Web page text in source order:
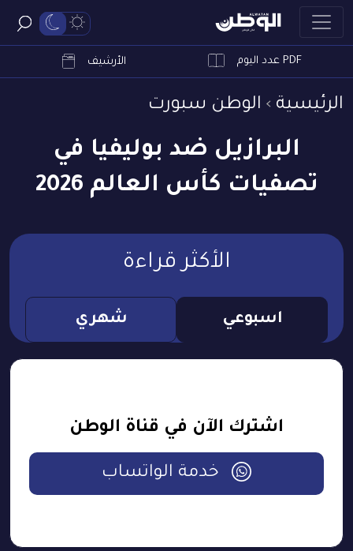
PDF عدد اليوم الأرشيف
الرئيسية الوطن سبورت
البرازيل ضد بوليفيا في
تصفيات كأس العالم 2026
الأكثر قراءة
اسبوعي شهري
اشترك الآن في قناة الوطن
خدمة الواتساب